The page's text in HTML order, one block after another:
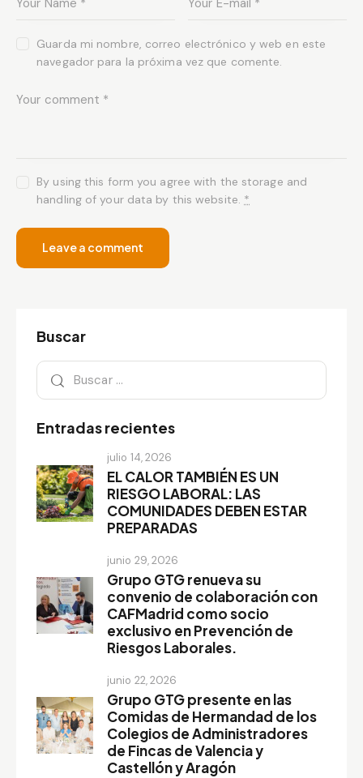
Guarda mi nombre, correo electrónico y web en este
navegador para la próxima vez que comente.
By using this form you agree with the storage and
handling of your data by this website. *
Buscar
Entradas recientes
julio 14, 2026
EL CALOR TAMBIÉN ES UN
RIESGO LABORAL: LAS
COMUNIDADES DEBEN ESTAR
PREPARADAS
junio 29, 2026
Grupo GTG renueva su
convenio de colaboración con
CAFMadrid como socio
exclusivo en Prevención de
Riesgos Laborales.
junio 22, 2026
Grupo GTG presente en las
Comidas de Hermandad de los
Colegios de Administradores
de Fincas de Valencia y
Castellón y Aragón